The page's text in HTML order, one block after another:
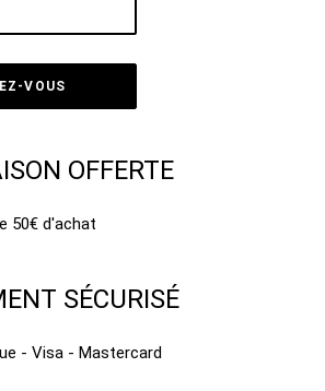
OFFERTE
50€ d'achat
SÉCURISÉ
- Visa - Mastercard